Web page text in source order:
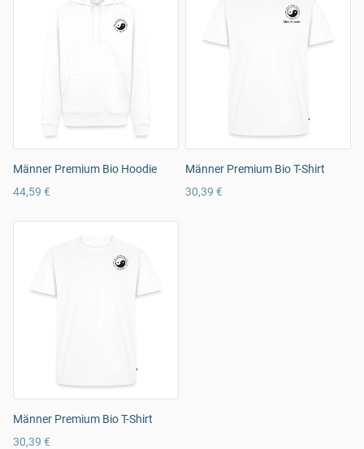
Männer Premium Bio Hoodie
44,59 €
Männer Premium Bio T-Shirt
30,39 €
Männer Premium Bio T-Shirt
30,39 €